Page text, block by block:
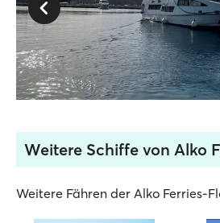
Weitere Schiffe von Alko
Weitere Fähren der Alko Ferries-